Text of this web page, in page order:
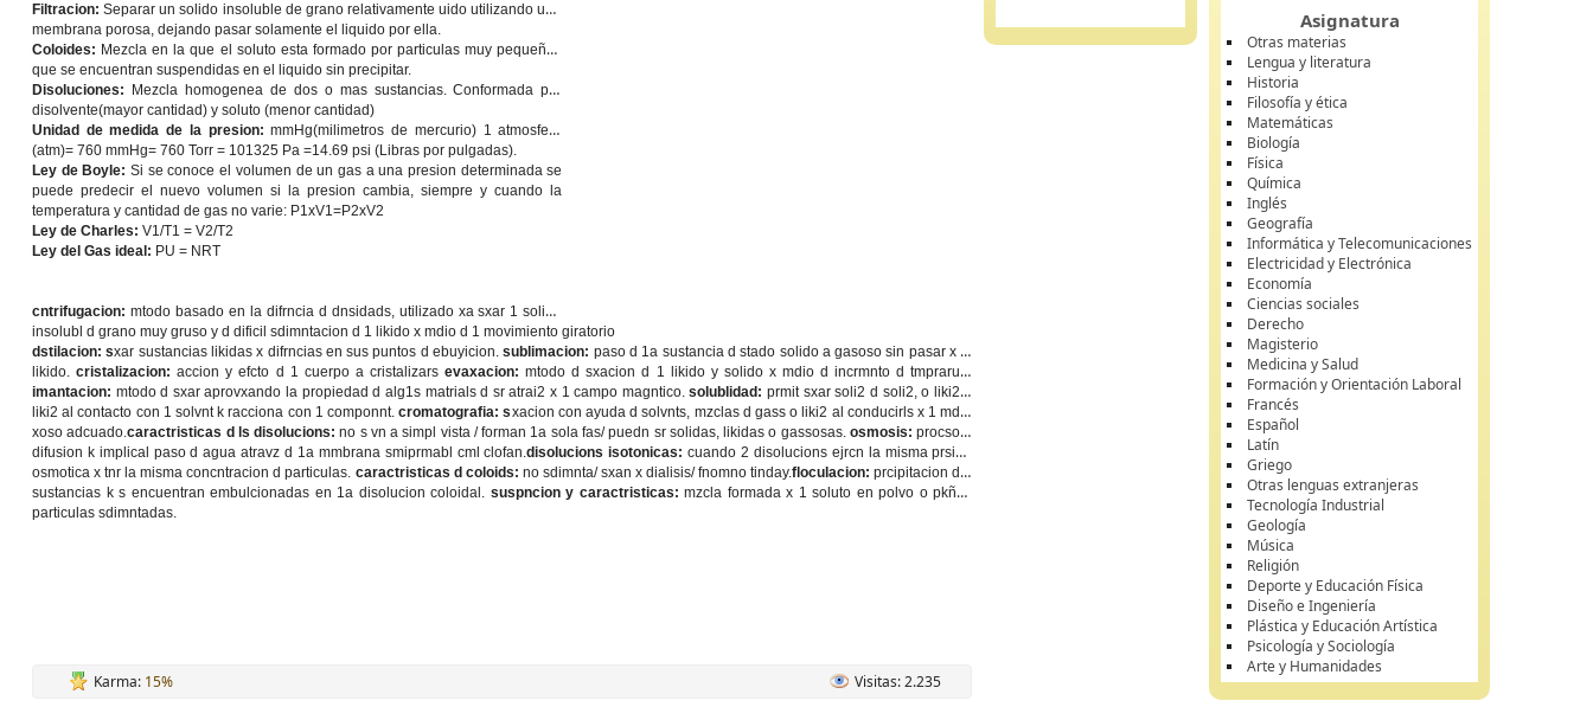
Filtracion:Separar un solido insoluble de grano relativamente uido utilizando una
membrana porosa, dejando pasar solamente el liquido por ella.
Coloides: Mezcla en la que el soluto esta formado por particulas muy pequeñas
que se encuentran suspendidas en el liquido sin precipitar.
Disoluciones:
Mezcla homogenea de dos o mas sustancias. Conformada por
disolvente(mayor cantidad) y soluto (menor cantidad)
Unidad de medida de la presion:mmHg(milimetros de mercurio) 1 atmosfera
(atm)= 760 mmHg= 760 Torr = 101325 Pa =14.69 psi (Libras por pulgadas).
Ley de Boyle:Si se conoce el volumen de un gas a una presion determinada se
puede predecir el nuevo volumen si la presion cambia, siempre y cuando la
temperatura y cantidad de gas no varie: P1xV1=P2xV2
Ley de Charles: V1/T1 = V2/T2
Ley del Gas ideal: PU = NRT
cntrifugacion: mtodo basado en la difrncia d dnsidads, utilizado xa sxar 1 solido
insolubl d grano muy gruso y d dificil sdimntacion d 1 likido x mdio d 1 movimiento giratorio
dstilacion: sxar sustancias likidas x difrncias en sus puntos d ebuyicion.sublimacion: paso d 1a sustancia d stado solido a gasoso sin pasar x sr
likido.cristalizacion:accion y efcto d 1 cuerpo a cristalizarsevaxacion:mtodo d sxacion d 1 likido y solido x mdio d incrmnto d tmpraruta
imantacion: mtodo d sxar aprovxando la propiedad d alg1s matrials d sr atrai2 x 1 campo magntico.solublidad:prmit sxar soli2 d soli2, o liki2 d
liki2 al contacto con 1 solvnt k racciona con 1 componnt.cromatografia: sxacion con ayuda d solvnts, mzclas d gass o liki2 al conducirls x 1 mdio
xoso adcuado.caractristicas d ls disolucions:no s vn a simpl vista / forman 1a sola fas/ puedn sr solidas, likidas o gassosas. osmosis:procso d
difusion k implical paso d agua atravz d 1a mmbrana smiprmabl cml clofan.disolucions isotonicas:cuando 2 disolucions ejrcn la misma prsion
osmotica x tnr la misma concntracion d particulas. caractristicas d coloids: no sdimnta/ sxan x dialisis/ fnomno tinday.floculacion:prcipitacion d 2
sustancias k s encuentran embulcionadas en 1a disolucion coloidal. suspncion y caractristicas:mzcla formada x 1 soluto en polvo o pkñas
particulas sdimntadas.
Karma: 15% Visitas: 2.235
Asignatura
Otras materias
Lengua y literatura
Historia
Filosofía y ética
Matemáticas
Biología
Física
Química
Inglés
Geografía
Informática y Telecomunicaciones
Electricidad y Electrónica
Economía
Ciencias sociales
Derecho
Magisterio
Medicina y Salud
Formación y Orientación Laboral
Francés
Español
Latín
Griego
Otras lenguas extranjeras
Tecnología Industrial
Geología
Música
Religión
Deporte y Educación Física
Diseño e Ingeniería
Plástica y Educación Artística
Psicología y Sociología
Arte y Humanidades